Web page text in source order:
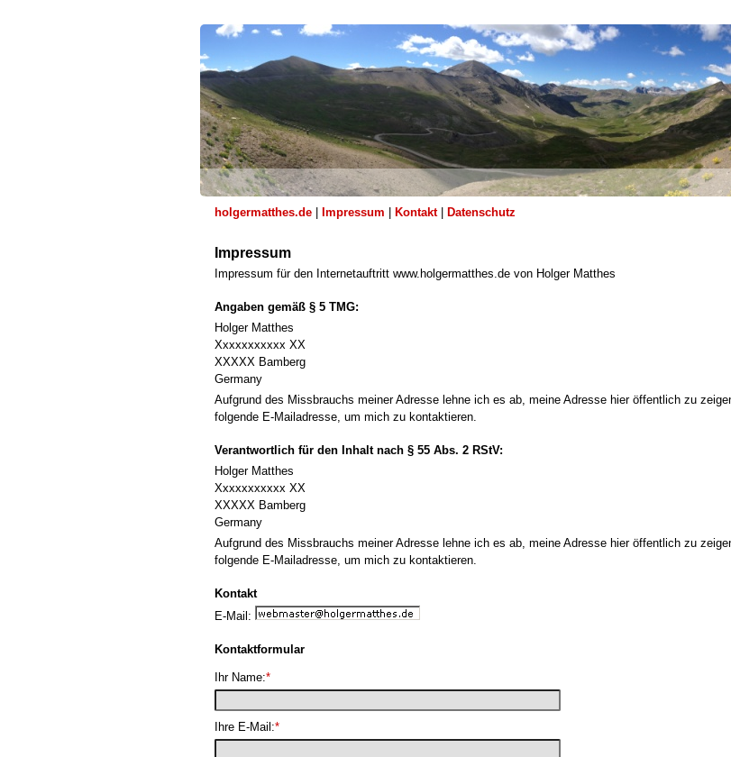
holgermatthes.de Impressum Kontakt| Datenschutz
Impressum
Impressum für den Internetauftritt www.holgermatthes.de von Holger Matthes
Angaben gemäß § 5 TMG:
Holger Matthes
Xxxxxxxxxxx XX
XXXXX Bamberg
Germany
Aufgrund des Missbrauchs meiner Adresse lehne ich es ab, meine Adresse hier öffentlich zu
folgende E-Mailadresse, um mich zu kontaktieren.
Verantwortlich für den Inhalt nach § 55 Abs. 2 RStV:
Holger Matthes
Xxxxxxxxxxx XX
XXXXX Bamberg
Germany
Aufgrund des Missbrauchs meiner Adresse lehne ich es ab, meine Adresse hier öffentlich zu
folgende E-Mailadresse, um mich zu kontaktieren.
Kontakt
E-Mail:
Kontaktformular
Ihr Name:*
Ihre E-Mail:*